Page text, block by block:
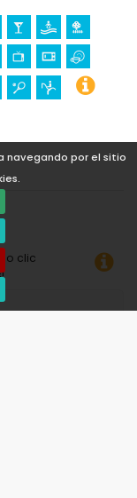
navegando por el sitio
clic